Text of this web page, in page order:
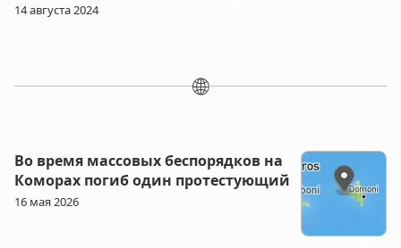
14 августа 2024
🌐
Во время массовых беспорядков на
Коморах погиб один протестующий
16 мая 2026